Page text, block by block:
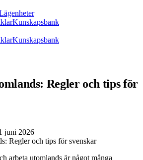
Kunskapsbank
Kunskapsbank
Regler och tips för
juni 2026
arbeta utomlands är något många